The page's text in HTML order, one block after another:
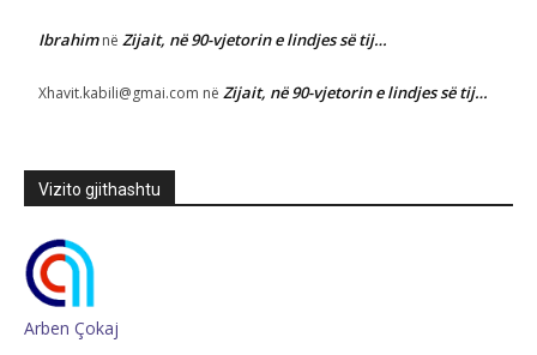
Ibrahimnë Zijait, në 90-vjetorin e lindjes së tij…
Xhavit.kabili@gmai.com në Zijait, në 90-vjetorin e lindjes së tij…
Vizito gjithashtu
Arben Çokaj